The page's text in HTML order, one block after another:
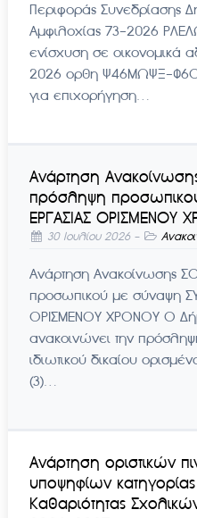
Περιφοράς Συνεδρίασης
Αμφιλοχίας 73-2026
ενίσχυση σε οικονομικά
2026 ορθη Ψ46ΜΩΨΞ-Φ6Ο:
για επιχορήγηση…
Ανάρτηση
πρόσληψη
ΕΡΓΑΣΙΑΣ ΟΡΙΣΜΕΝΟΥ
30 Ιουλίου 2026-
Ανάρτηση Ανακοίνωσης
προσωπικού με σύναψη
ΟΡΙΣΜΕΝΟΥ ΧΡΟΝΟΥ Ο
ανακοινώνει την
ιδιωτικού δικαίου
(3)…
Ανάρτηση οριστικών
υποψηφίων
Καθαριότητας